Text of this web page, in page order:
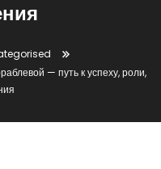
— путь к успеху, роли,